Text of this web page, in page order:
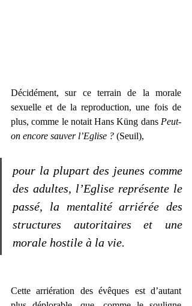
Décidément, sur ce terrain de la morale
sexuelle et de la reproduction, une fois de
plus, comme le notait Hans Küng dans Peut-
on encore sauver l’Eglise ? (Seuil),
pour la plupart des jeunes comme
des adultes, l’Eglise représente le
passé, la mentalité arriérée des
structures autoritaires et une
morale hostile à la vie.
Cette arriération des évêques est d’autant